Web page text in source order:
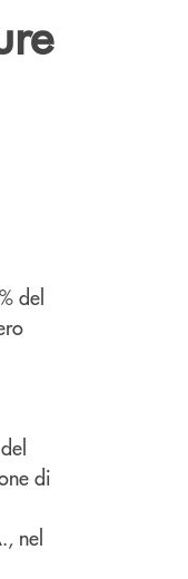
del
di
nel